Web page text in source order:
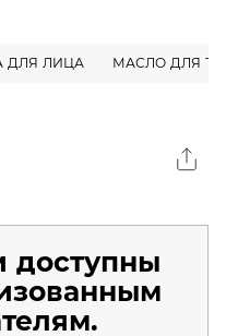
ДЛЯ ЛИЦА МАСЛО ДЛЯ
доступны